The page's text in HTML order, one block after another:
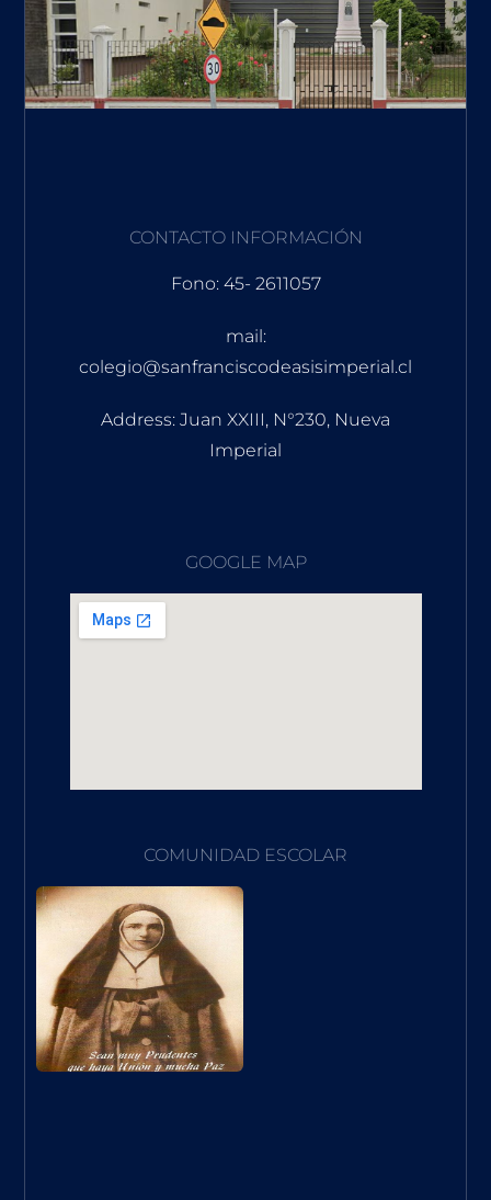
CONTACTO INFORMACIÓN
Fono: 45- 2611057
mail:
colegio@sanfranciscodeasisimperial.cl
Address: Juan XXIII, N°230, Nueva
Imperial
GOOGLE MAP
COMUNIDAD ESCOLAR